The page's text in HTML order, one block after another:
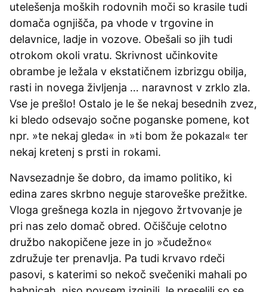
utelešenja moških rodovnih moči so krasile tudi
domača ognjišča, pa vhode v trgovine in
delavnice, ladje in vozove. Obešali so jih tudi
otrokom okoli vratu. Skrivnost učinkovite
obrambe je ležala v ekstatičnem izbrizgu obilja,
rasti in novega življenja … naravnost v zrklo zla.
Vse je prešlo! Ostalo je le še nekaj besednih zvez,
ki bledo odsevajo sočne poganske pomene, kot
npr. »te nekaj gleda« in »ti bom že pokazal« ter
nekaj kretenj s prsti in rokami.
Navsezadnje še dobro, da imamo politiko, ki
edina zares skrbno neguje staroveške prežitke.
Vloga grešnega kozla in njegovo žrtvovanje je
pri nas zelo domač obred. Očiščuje celotno
družbo nakopičene jeze in jo »čudežno«
združuje ter prenavlja. Pa tudi krvavo rdeči
pasovi, s katerimi so nekoč svečeniki mahali po